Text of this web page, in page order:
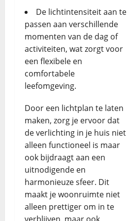
De lichtintensiteit aan te
passen aan verschillende
momenten van de dag of
activiteiten, wat zorgt voor
een flexibele en
comfortabele
leefomgeving.
Door een lichtplan te laten
maken, zorg je ervoor dat
de verlichting in je huis niet
alleen functioneel is maar
ook bijdraagt aan een
uitnodigende en
harmonieuze sfeer. Dit
maakt je woonruimte niet
alleen prettiger om in te